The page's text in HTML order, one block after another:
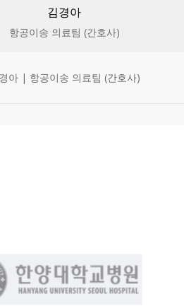
김경아
항공이송 의료팀 (간호사)
아 | 항공이송 의료팀 (간호사)